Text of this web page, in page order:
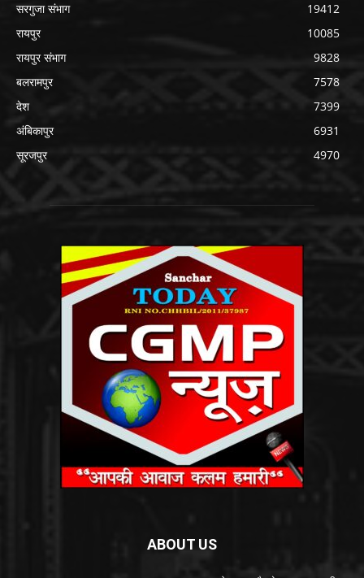
सरगुजा संभाग
19412
रायपुर
10085
रायपुर संभाग
9828
बलरामपुर
7578
देश
7399
अंबिकापुर
6931
सूरजपुर
4970
ABOUT US